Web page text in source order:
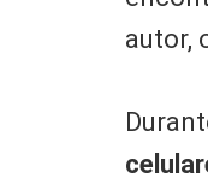
autor,